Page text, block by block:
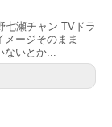
七瀬チャン TVドラ
メージそのまま
ないとか...